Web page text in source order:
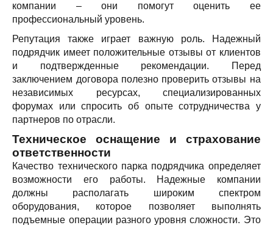
компании – они помогут оценить ее
профессиональный уровень.
Репутация также играет важную роль. Надежный
подрядчик имеет положительные отзывы от клиентов
и подтвержденные рекомендации. Перед
заключением договора полезно проверить отзывы на
независимых ресурсах, специализированных
форумах или спросить об опыте сотрудничества у
партнеров по отрасли.
Техническое оснащение и страхование
ответственности
Качество технического парка подрядчика определяет
возможности его работы. Надежные компании
должны располагать широким спектром
оборудования, которое позволяет выполнять
подъемные операции разного уровня сложности. Это